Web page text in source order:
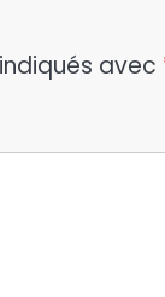
avec